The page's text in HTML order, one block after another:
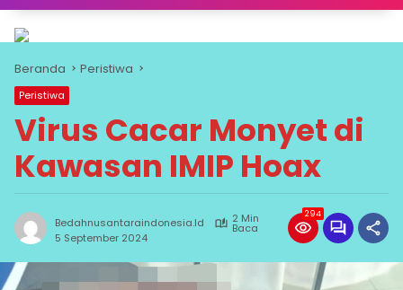
Beranda Peristiwa
Peristiwa
Virus Cacar Monyet di
Kawasan IMIP Hoax
Bedahnusantaraindonesia.id 2 Min
Baca
5 September 2024
294